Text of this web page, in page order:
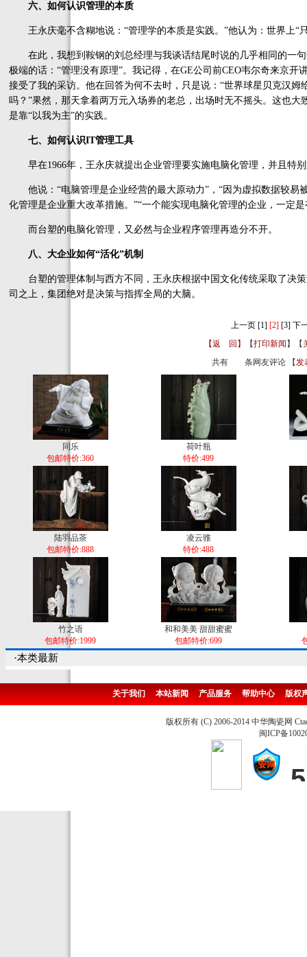
六、如何认识管理的本质
王永庆毫不含糊地说：“管理学的本质是实践。”他认为：世界上“
在此，我想到鞍钢的刘总经理与我谈话结尾时说的几乎相同的一句
极端的话：“管理没有原理”。我记得，在GE公司前CEO韦尔奇来京
接受了我的采访。他在回答为何不去时，只是说：“世界球星贝克汉
吗？”果然，那天拿着两万元入场券的老总，出场时无不摇头。这也
是靠“以我为主”的实践。
七、如何认识IT管理工具
早在1966年，王永庆就提出企业管理要实施电脑化管理，并且特别
他说：“电脑管理是企业经营的最大原动力”，“因为虚拟数据较易
化管理是企业重大改革措施。”“一个能实现电脑化管理的企业，一定
而台塑的电脑化管理，又必然与企业程序管理再造分不开。
八、大企业如何“活化”机制
台塑的管理体制与西方不同，王永庆根据中国文化传统采取了决
司之上，集团绝对是决策与指挥全局的大脑。
上一页 [1] [2] [3] 下
【返 回】
【打印新闻 】【
共有
条网友评论 【发
同乐
包邮特价:360
荷叶瓶
特价:499
陆羽品茶
包邮特价:888
凌云骓
特价:488
竹之语
包邮特价:1999
和和美美 甜甜蜜蜜
包邮特价:699
·本类最新
关于我们 本站新闻 产品服务 帮助中心 版权
版权所有 (C) 2006-2014 中华陶瓷网
闽ICP备